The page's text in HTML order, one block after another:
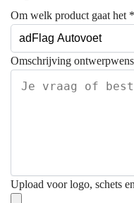
Om welk product gaat het *
Omschrijving
Upload voor logo, schets